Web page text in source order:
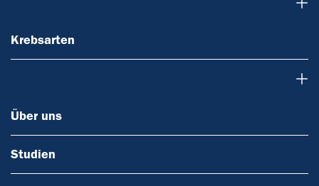
Krebsarten
Über uns
Studien